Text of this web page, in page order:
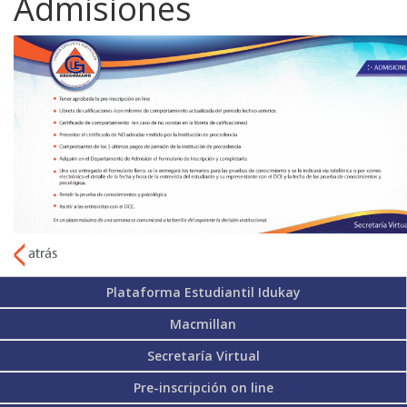
Plataforma Estudiantil Idukay
Macmillan
Secretaría Virtual
Pre-inscripción on line